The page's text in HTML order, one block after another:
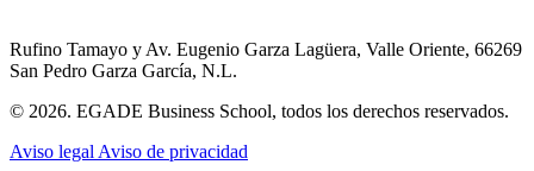
Rufino Tamayo y Av. Eugenio Garza Lagüera, Valle Oriente, 66269
San Pedro Garza García, N.L.
© 2026. EGADE Business School, todos los derechos reservados.
Aviso legal Aviso de privacidad